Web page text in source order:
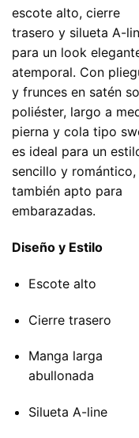
escote alto, cierre
trasero y silueta A-
para un look
atemporal. Con
y frunces en satén
poliéster, largo a
pierna y cola tipo
es ideal para un
sencillo y romántico,
también apto para
embarazadas.
Diseño y Estilo
Escote alto
Cierre trasero
Manga larga
abullonada
Silueta A-line